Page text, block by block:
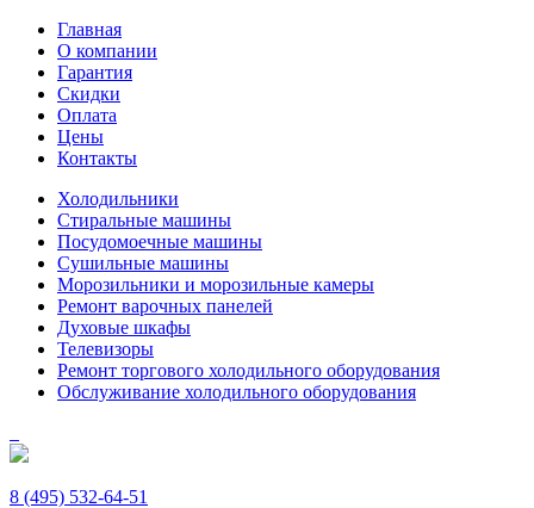
Главная
О компании
Гарантия
Скидки
Оплата
Цены
Контакты
Холодильники
Стиральные машины
Посудомоечные машины
Сушильные машины
Морозильники и морозильные камеры
Ремонт варочных панелей
Духовые шкафы
Телевизоры
Ремонт торгового холодильного оборудования
Обслуживание холодильного оборудования
8 (495) 532-64-51